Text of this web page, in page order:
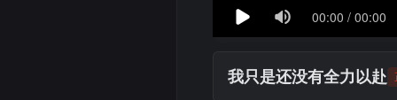
我只是还没有全力以赴